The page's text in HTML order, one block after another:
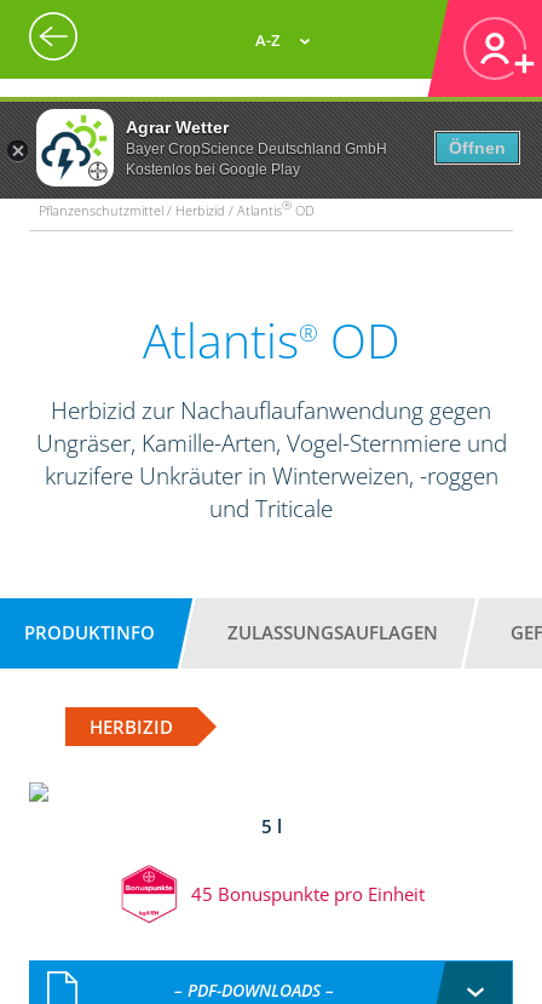
Agrar Wetter
Bayer CropScience Deutschland GmbH
Kostenlos bei Google Play
Öffnen
A-Z
Pflanzenschutzmittel / Herbizid / Atlantis® OD
Atlantis® OD
Herbizid zur Nachauflaufanwendung gegen
Ungräser, Kamille-Arten, Vogel-Sternmiere und
kruzifere Unkräuter in Winterweizen, -roggen
und Triticale
PRODUKTINFO ZULASSUNGSAUFLAGEN
HERBIZID
5 l
45 Bonuspunkte pro Einheit
– PDF-DOWNLOADS –